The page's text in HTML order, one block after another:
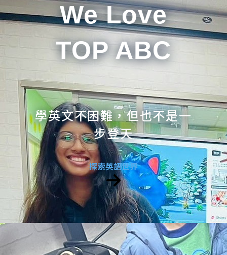
We Love
TOP ABC
學英文不困難，但也不是一
步登天
探索英語世界